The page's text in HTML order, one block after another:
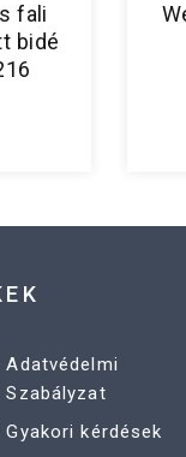
fali
bidé
Adatvédelmi
Szabályzat
Gyakori kérdések